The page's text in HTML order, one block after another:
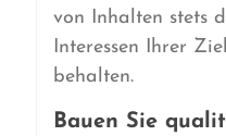
von Inhalten stets
Interessen Ihrer
behalten.
Bauen Sie